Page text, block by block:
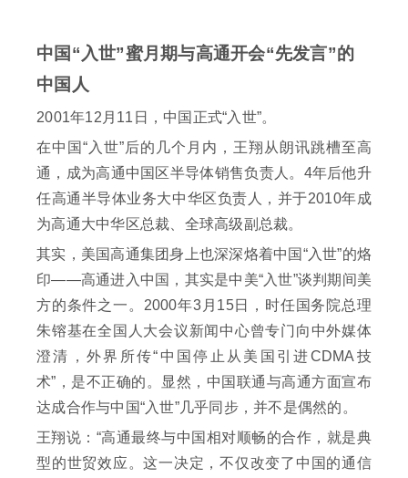
中国“入世”蜜月期与高通开会“先发言”的
中国人
2001年12月11日，中国正式“入世”。
在中国“入世”后的几个月内，王翔从朗讯跳槽至高
通，成为高通中国区半导体销售负责人。4年后他升
任高通半导体业务大中华区负责人，并于2010年成
为高通大中华区总裁、全球高级副总裁。
其实，美国高通集团身上也深深烙着中国“入世”的烙
印——高通进入中国，其实是中美“入世”谈判期间美
方的条件之一。2000年3月15日，时任国务院总理
朱镕基在全国人大会议新闻中心曾专门向中外媒体
澄清，外界所传“中国停止从美国引进CDMA技
术”，是不正确的。显然，中国联通与高通方面宣布
达成合作与中国“入世”几乎同步，并不是偶然的。
王翔说：“高通最终与中国相对顺畅的合作，就是典
型的世贸效应。这一决定，不仅改变了中国的通信